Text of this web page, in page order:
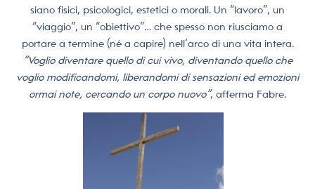
siano fisici, psicologici, estetici o morali. Un “lavoro”, un
“viaggio”, un “obiettivo”… che spesso non riusciamo a
portare a termine (né a capire) nell’arco di una vita intera.
“Voglio diventare quello di cui vivo, diventando quello che
voglio modificandomi, liberandomi di sensazioni ed emozioni
ormai note, cercando un corpo nuovo”, afferma Fabre.